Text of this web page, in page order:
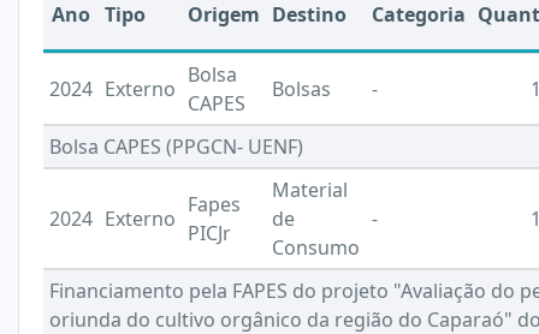
Ano Tipo Origem Destino Categoria
2024 Externo
Bolsa
CAPES
Bolsas -
Bolsa CAPES (PPGCN- UENF)
2024 Externo
Fapes
PICJr
Material
de
Consumo
-
Financiamento pela FAPES do projeto "Avaliação do
oriunda do cultivo orgânico da região do Caparaó" do